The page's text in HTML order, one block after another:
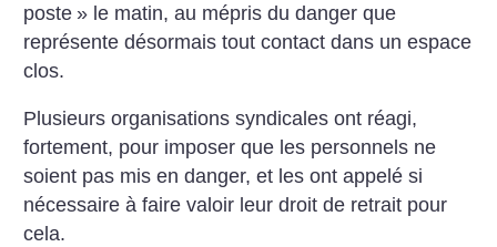
poste » le matin, au mépris du danger que
représente désormais tout contact dans un espace
clos.
Plusieurs organisations syndicales ont réagi,
fortement, pour imposer que les personnels ne
soient pas mis en danger, et les ont appelé si
nécessaire à faire valoir leur droit de retrait pour
cela.